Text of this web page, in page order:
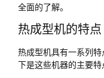
全面的了解。
热成型机的特点
热成型机具有一系列
下是这些机器的主要特